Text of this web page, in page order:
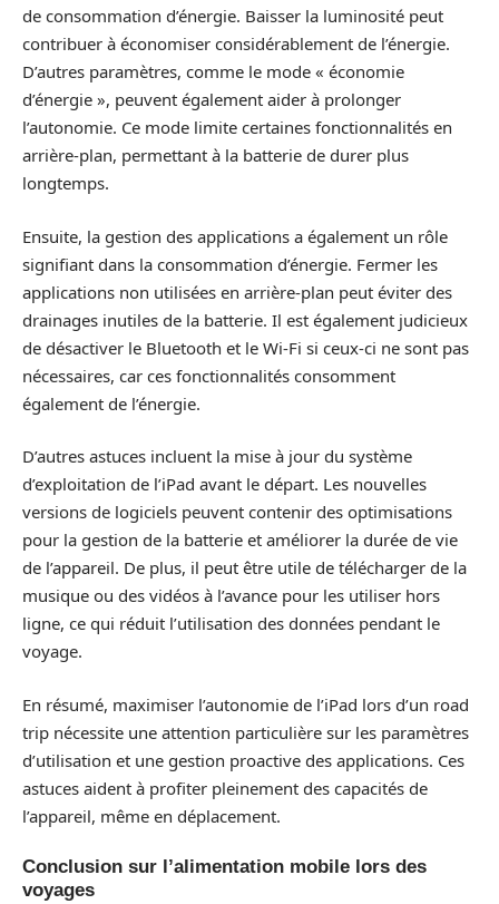
de consommation d’énergie. Baisser la luminosité peut
contribuer à économiser considérablement de l’énergie.
D’autres paramètres, comme le mode « économie
d’énergie », peuvent également aider à prolonger
l’autonomie. Ce mode limite certaines fonctionnalités en
arrière-plan, permettant à la batterie de durer plus
longtemps.
Ensuite, la gestion des applications a également un rôle
signifiant dans la consommation d’énergie. Fermer les
applications non utilisées en arrière-plan peut éviter des
drainages inutiles de la batterie. Il est également judicieux
de désactiver le Bluetooth et le Wi-Fi si ceux-ci ne sont pas
nécessaires, car ces fonctionnalités consomment
également de l’énergie.
D’autres astuces incluent la mise à jour du système
d’exploitation de l’iPad avant le départ. Les nouvelles
versions de logiciels peuvent contenir des optimisations
pour la gestion de la batterie et améliorer la durée de vie
de l’appareil. De plus, il peut être utile de télécharger de la
musique ou des vidéos à l’avance pour les utiliser hors
ligne, ce qui réduit l’utilisation des données pendant le
voyage.
En résumé, maximiser l’autonomie de l’iPad lors d’un road
trip nécessite une attention particulière sur les paramètres
d’utilisation et une gestion proactive des applications. Ces
astuces aident à profiter pleinement des capacités de
l’appareil, même en déplacement.
Conclusion sur l’alimentation mobile lors des
voyages